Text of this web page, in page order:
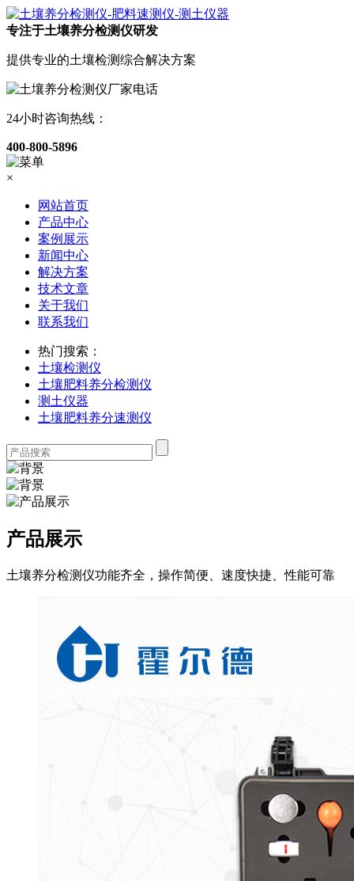
专注于土壤养分检测仪研发
提供专业的土壤检测综合解决方案
24小时咨询热线：
400-800-5896
×
网站首页
产品中心
案例展示
新闻中心
解决方案
技术文章
关于我们
联系我们
热门搜索：
土壤检测仪
土壤肥料养分检测仪
测土仪器
土壤肥料养分速测仪
产品展示
土壤养分检测仪功能齐全，操作简便、速度快捷、性能可靠